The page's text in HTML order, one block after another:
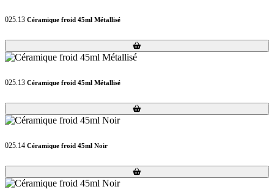
025.13 Céramique froid 45ml Métallisé
Loading...
Loading...
025.13 Céramique froid 45ml Métallisé
Loading...
Loading...
025.14 Céramique froid 45ml Noir
Loading...
Loading...